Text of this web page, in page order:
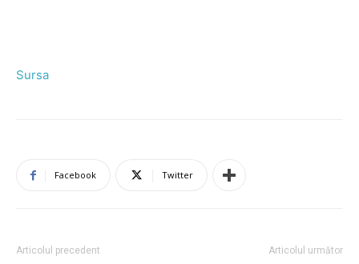
Sursa
Facebook Twitter
Articolul precedent Articolul următor